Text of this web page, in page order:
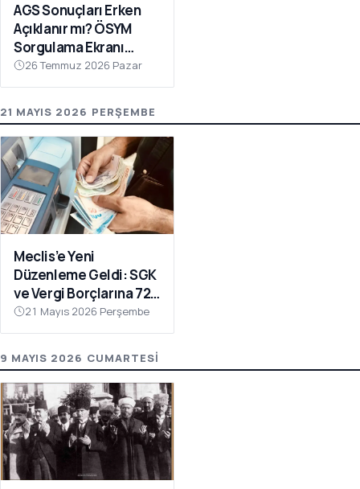
AGS Sonuçları Erken
Açıklanır mı? ÖSYM
Sorgulama Ekranı
Açılıyor!
26 Temmuz 2026 Pazar
21 MAYIS 2026 PERŞEMBE
Meclis’e Yeni
Düzenleme Geldi: SGK
ve Vergi Borçlarına 72
Ay Taksit İmkânı
21 Mayıs 2026 Perşembe
9 MAYIS 2026 CUMARTESI